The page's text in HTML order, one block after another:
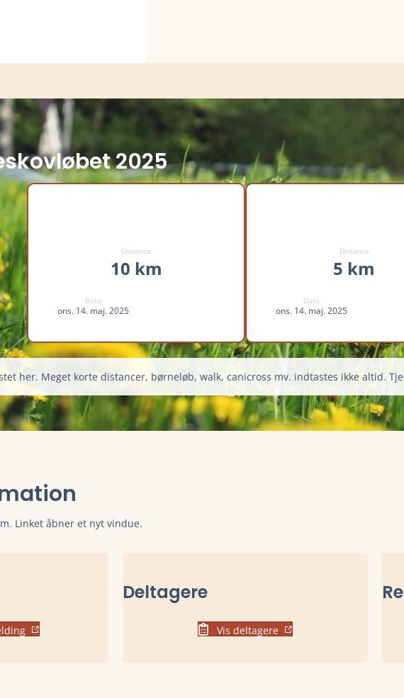
2025
Distance
10 km
Dato
ons. 14. maj. 2025
Distance
5 km
Dato
ons. 14. maj. 2025
her. Meget korte distancer, børneløb, walk, canicross mv. indtastes ikke altid.
Linket åbner et nyt vindue.
Deltagere
Vis deltagere